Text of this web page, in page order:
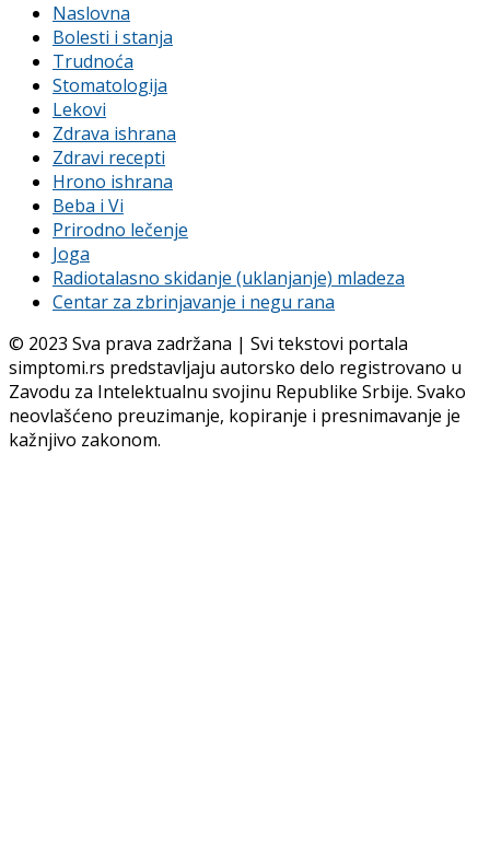
Naslovna
Bolesti i stanja
Trudnoća
Stomatologija
Lekovi
Zdrava ishrana
Zdravi recepti
Hrono ishrana
Beba i Vi
Prirodno lečenje
Joga
Radiotalasno skidanje (uklanjanje) mladeza
Centar za zbrinjavanje i negu rana
© 2023 Sva prava zadržana | Svi tekstovi portala
simptomi.rs predstavljaju autorsko delo registrovano u
Zavodu za Intelektualnu svojinu Republike Srbije. Svako
neovlašćeno preuzimanje, kopiranje i presnimavanje je
kažnjivo zakonom.